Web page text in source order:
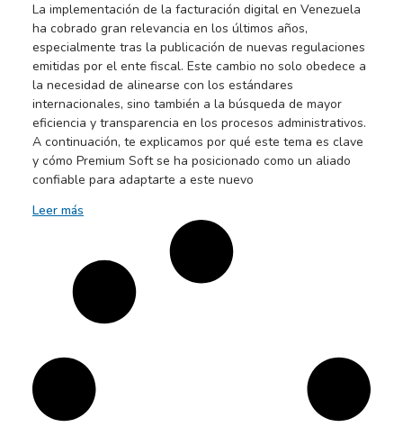
La implementación de la facturación digital en Venezuela
ha cobrado gran relevancia en los últimos años,
especialmente tras la publicación de nuevas regulaciones
emitidas por el ente fiscal. Este cambio no solo obedece a
la necesidad de alinearse con los estándares
internacionales, sino también a la búsqueda de mayor
eficiencia y transparencia en los procesos administrativos.
A continuación, te explicamos por qué este tema es clave
y cómo Premium Soft se ha posicionado como un aliado
confiable para adaptarte a este nuevo
Leer más